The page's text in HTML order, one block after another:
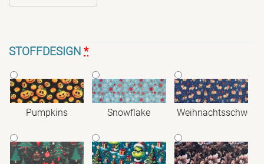
STOFFDESIGN *
Pumpkins Snowflake